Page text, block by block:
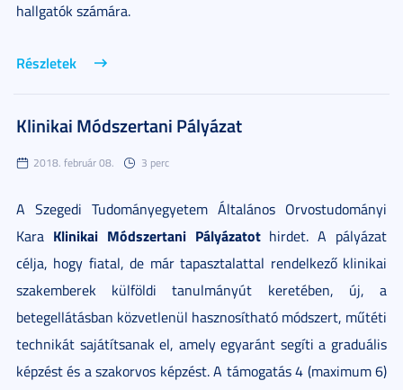
hallgatók számára.
Részletek
Klinikai Módszertani Pályázat
2018. február 08. 3 perc
A Szegedi Tudományegyetem Általános Orvostudományi
Kara Klinikai Módszertani Pályázatothirdet. A pályázat
célja, hogy fiatal, de már tapasztalattal rendelkező klinikai
szakemberek külföldi tanulmányút keretében, új, a
betegellátásban közvetlenül hasznosítható módszert, műtéti
technikát sajátítsanak el, amely egyaránt segíti a graduális
képzést és a szakorvos képzést. A támogatás 4 (maximum 6)